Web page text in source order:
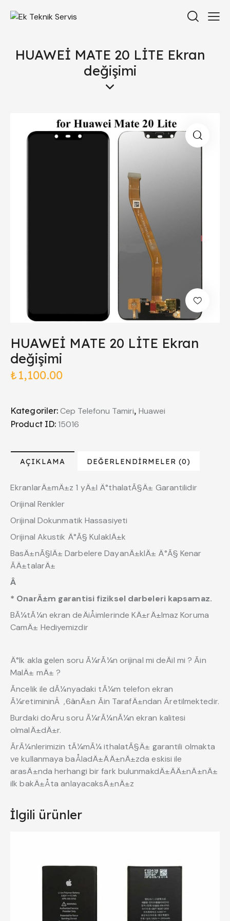
HUAWEİ MATE 20 LİTE Ekran
değişimi
HUAWEİ MATE 20 LİTE Ekran
değişimi
₺1,100.00
Kategoriler:Cep Telefonu Tamiri, Huawei
Product ID: 15016
AÇIKLAMA DEĞERLENDIRMELER (0)
EkranlarÄ±mÄ±z 1 yÄ±l Ä°thalatÃ§Ä± Garantilidir
Orijinal Renkler
Orijinal Dokunmatik Hassasiyeti
Orijinal Akustik Ä°Ã§ KulaklÄ±k
BasÄ±nÃ§lÄ± Darbelere DayanÄ±klÄ± Ä°Ã§ Kenar
ÃÄ±talarÄ±
Â
* OnarÄ±m garantisi fiziksel darbeleri kapsamaz.
BÃ¼tÃ¼n ekran deÄiÅimlerinde KÄ±rÄ±lmaz Koruma
CamÄ± Hediyemizdir
Ä°lk akla gelen soru Ã¼rÃ¼n orijinal mi deÄil mi ? Ãin
MalÄ± mÄ± ?
Ãncelik ile dÃ¼nyadaki tÃ¼m telefon ekran
Ã¼retimininÂ ,6ânÄ±n Ãin TarafÄ±ndan Ãretilmektedir.
Burdaki doÄru soru Ã¼rÃ¼nÃ¼n ekran kalitesi
olmalÄ±dÄ±r.
ÃrÃ¼nlerimizin tÃ¼mÃ¼ ithalatÃ§Ä± garantili olmakta
ve kullanmaya baÅladÄ±ÄÄ±nÄ±zda eskisi ile
arasÄ±nda herhangi bir fark bulunmakdÄ±ÄÄ±nÄ±nÄ±
ilk bakÄ±Åta anlayacaksÄ±nÄ±z
İlgili ürünler